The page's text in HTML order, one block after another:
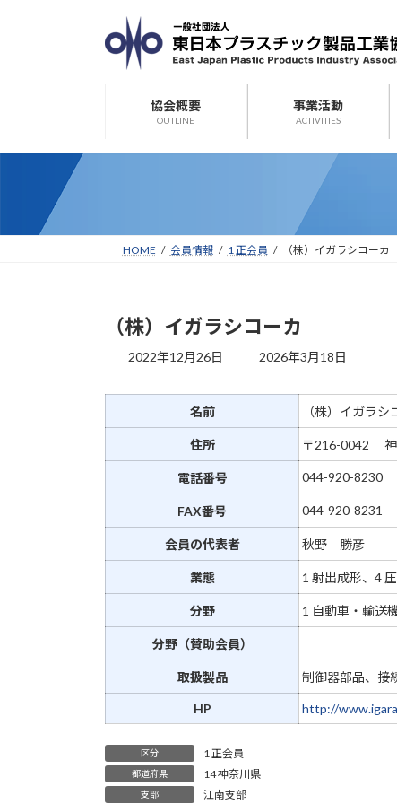
協会概要
OUTLINE
事業活動
ACTIVITIES
HOME 会員情報 1 正会員 （株）イガラシコーカ
（株）イガラシコーカ
2022年12月26日
最
更
日
:
2026年3月18日
名前 （株）イガラシ
住所 〒216-0042 神
電話番号 044-920-8230
FAX番号 044-920-8231
会員の代表者 秋野 勝彦
業態 1 射出成形、4
分野 1 自動車・輸送
分野（賛助会員）
取扱製品 制御器部品、接
HP http://
区分 1 正会員
都道府県 14 神奈川県
支部 江南支部